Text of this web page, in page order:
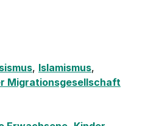
, Islamismus,
Migrationsgesellschaft